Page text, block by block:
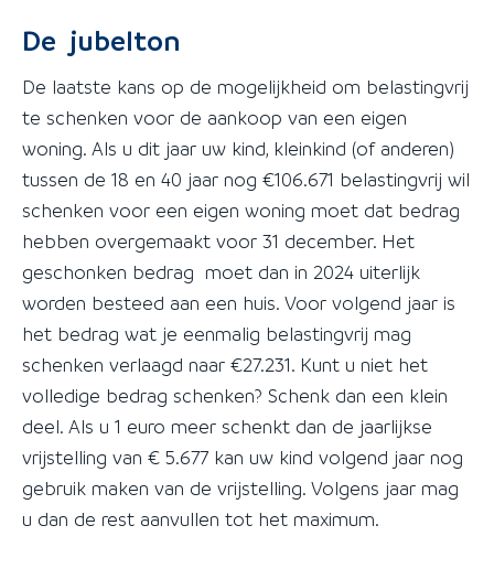
De jubelton
De laatste kans op de mogelijkheid om belastingvrij
te schenken voor de aankoop van een eigen
woning. Als u dit jaar uw kind, kleinkind (of anderen)
tussen de 18 en 40 jaar nog €106.671 belastingvrij wil
schenken voor een eigen woning moet dat bedrag
hebben overgemaakt voor 31 december. Het
geschonken bedrag moet dan in 2024 uiterlijk
worden besteed aan een huis. Voor volgend jaar is
het bedrag wat je eenmalig belastingvrij mag
schenken verlaagd naar €27.231. Kunt u niet het
volledige bedrag schenken? Schenk dan een klein
deel. Als u 1 euro meer schenkt dan de jaarlijkse
vrijstelling van € 5.677 kan uw kind volgend jaar nog
gebruik maken van de vrijstelling. Volgens jaar mag
u dan de rest aanvullen tot het maximum.